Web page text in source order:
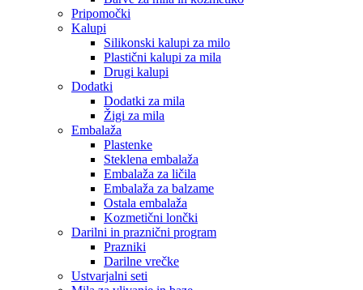
Pripomočki
Kalupi
Silikonski kalupi za milo
Plastični kalupi za mila
Drugi kalupi
Dodatki
Dodatki za mila
Žigi za mila
Embalaža
Plastenke
Steklena embalaža
Embalaža za ličila
Embalaža za balzame
Ostala embalaža
Kozmetični lončki
Darilni in praznični program
Prazniki
Darilne vrečke
Ustvarjalni seti